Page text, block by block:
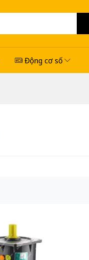
Động cơ số